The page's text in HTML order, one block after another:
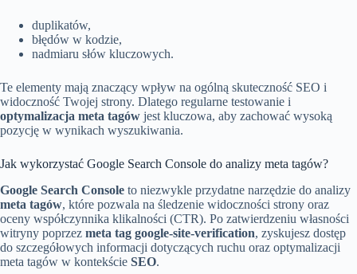
duplikatów,
błędów w kodzie,
nadmiaru słów kluczowych.
Te elementy mają znaczący wpływ na ogólną skuteczność SEO i
widoczność Twojej strony. Dlatego regularne testowanie i
optymalizacja meta tagów jest kluczowa, aby zachować wysoką
pozycję w wynikach wyszukiwania.
Jak wykorzystać Google Search Console do analizy meta tagów?
Google Search Console to niezwykle przydatne narzędzie do analizy
meta tagów, które pozwala na śledzenie widoczności strony oraz
oceny współczynnika klikalności (CTR). Po zatwierdzeniu własności
witryny poprzez meta tag google-site-verification, zyskujesz dostęp
do szczegółowych informacji dotyczących ruchu oraz optymalizacji
meta tagów w kontekście SEO.